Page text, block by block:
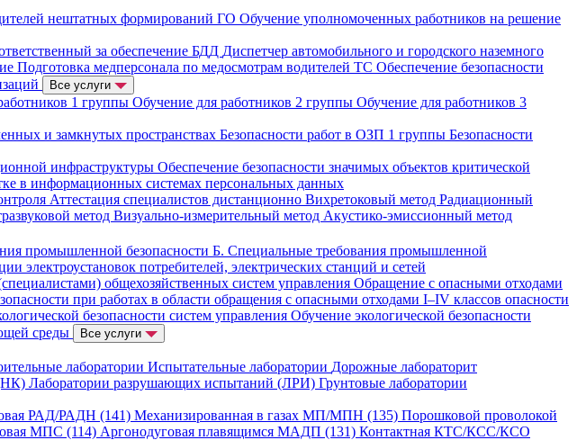
нештатных формирований ГО Обучение уполномоченных работников на решение
за обеспечение БДД Диспетчер автомобильного и городского наземного
Подготовка медперсонала по медосмотрам водителей ТС Обеспечение безопасности
Все услуги
1 группы Обучение для работников 2 группы Обучение для работников 3
и замкнутых пространствах Безопасности работ в ОЗП 1 группы Безопасности
инфраструктуры Обеспечение безопасности значимых объектов критической
в информационных системах персональных данных
Аттестация специалистов дистанционно Вихретоковый метод Радиационный
метод Визуально-измерительный метод Акустико-эмиссионный метод
промышленной безопасности Б. Специальные требования промышленной
электроустановок потребителей, электрических станций и сетей
общехозяйственных систем управления Обращение с опасными отходами
при работах в области обращения с опасными отходами I–IV классов опасности
безопасности систем управления Обучение экологической безопасности
среды Все услуги
лаборатории Испытательные лаборатории Дорожные лабораторит
Лаборатории разрушающих испытаний (ЛРИ) Грунтовые лаборатории
РАД/РАДН (141) Механизированная в газах МП/МПН (135) Порошковой проволокой
МПС (114) Аргонодуговая плавящимся МАДП (131) Контактная КТС/КСС/КСО